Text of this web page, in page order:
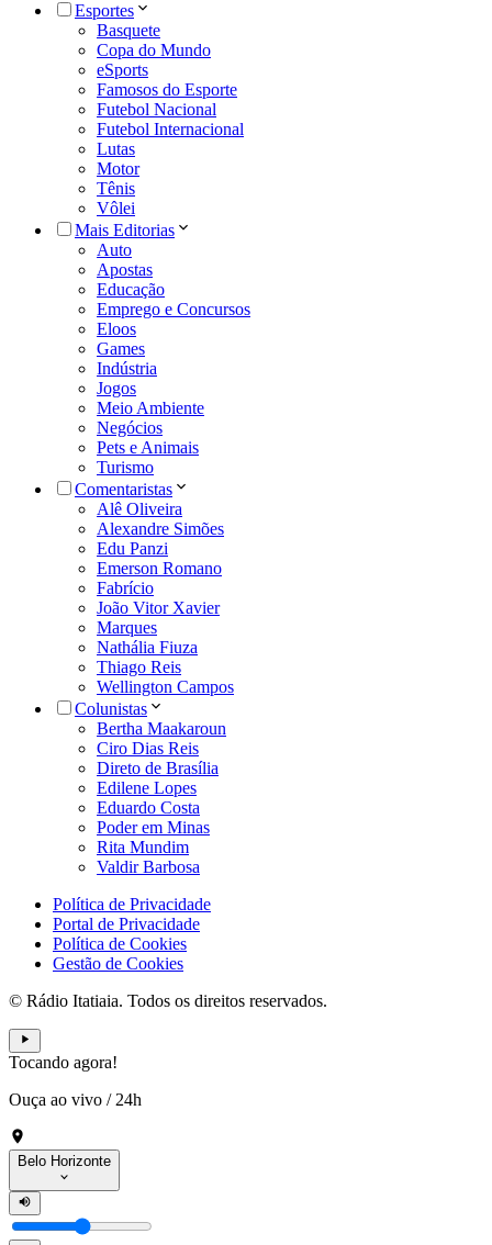
Esportes
Basquete
Copa do Mundo
eSports
Famosos do Esporte
Futebol Nacional
Futebol Internacional
Lutas
Motor
Tênis
Vôlei
Mais Editorias
Auto
Apostas
Educação
Emprego e Concursos
Eloos
Games
Indústria
Jogos
Meio Ambiente
Negócios
Pets e Animais
Turismo
Comentaristas
Alê Oliveira
Alexandre Simões
Edu Panzi
Emerson Romano
Fabrício
João Vitor Xavier
Marques
Nathália Fiuza
Thiago Reis
Wellington Campos
Colunistas
Bertha Maakaroun
Ciro Dias Reis
Direto de Brasília
Edilene Lopes
Eduardo Costa
Poder em Minas
Rita Mundim
Valdir Barbosa
Política de Privacidade
Portal de Privacidade
Política de Cookies
Gestão de Cookies
© Rádio Itatiaia. Todos os direitos reservados.
Tocando agora!
Ouça ao vivo /24h
Belo Horizonte